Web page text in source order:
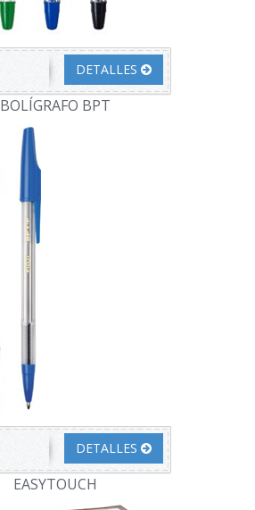
DETALLES
BOLÍGRAFO BPT
DETALLES
EASYTOUCH